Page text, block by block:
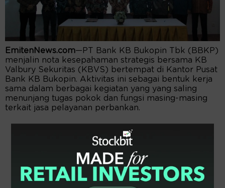
EmitenNews.com—PT Bank KB Bukopin Tbk (BBKP)
menjalin nota kesepahaman strategis bersama KB
Valbury Sekuritas (KBVS) bertempat di Kantor Pusat
Bank KB Bukopin. Aktivitas ini sebagai bentuk kerja
sama dalam berbagai kegiatan yang yang saling
menunjang tugas pokok dan fungsi masing-masing
terkait jasa pelayanan perbankan.